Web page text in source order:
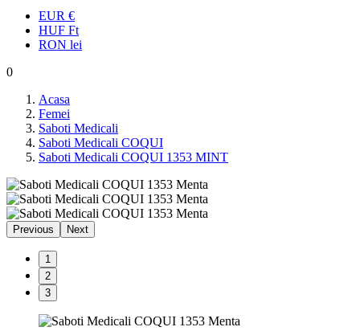
EUR €
HUF Ft
RON lei
0
Acasa
Femei
Saboti Medicali
Saboti Medicali COQUI
Saboti Medicali COQUI 1353 MINT
Previous Next
1
2
3